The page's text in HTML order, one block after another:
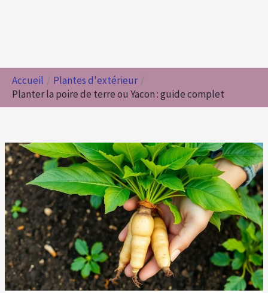
Accueil
Plantes d'extérieur
Planter la poire de terre ou Yacon : guide complet